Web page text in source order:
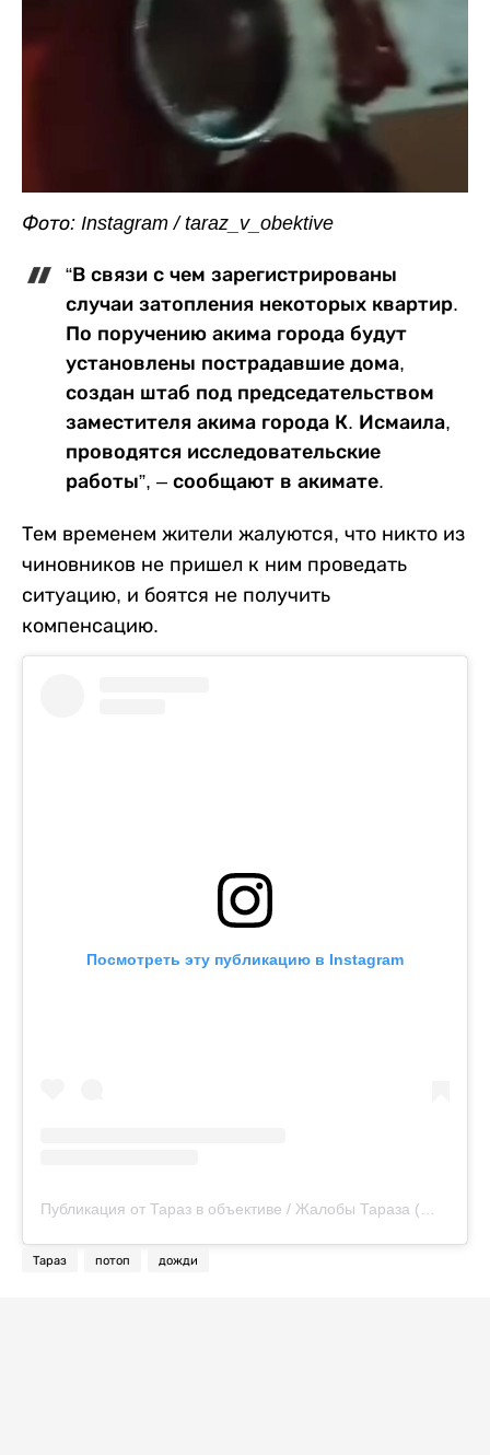
Фото: Instagram / taraz_v_obektive
“В связи с чем зарегистрированы
случаи затопления некоторых квартир.
По поручению акима города будут
установлены пострадавшие дома,
создан штаб под председательством
заместителя акима города К. Исмаила,
проводятся исследовательские
работы”, – сообщают в акимате.
Тем временем жители жалуются, что никто из
чиновников не пришел к ним проведать
ситуацию, и боятся не получить
компенсацию.
Посмотреть эту публикацию в Instagram
Тараз потоп дожди